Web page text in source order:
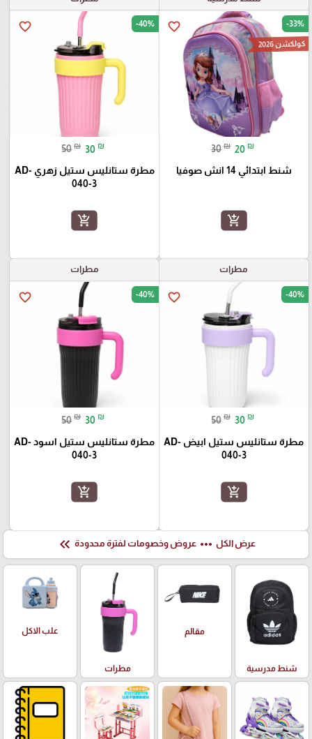
favorite_border -33%
كولكشن 2026
30 ₪ 20 ₪
شنط ابتدائي 14 انش صوفيا
add_shopping_cart
favorite_border -40%
50 ₪ 30 ₪
مطرة ستانليس ستيل زهري AD-
040-3
add_shopping_cart
مطرات
favorite_border -40%
50 ₪ 30 ₪
مطرة ستانليس ستيل ابيض AD-
040-3
add_shopping_cart
مطرات
favorite_border -40%
50 ₪ 30 ₪
مطرة ستانليس ستيل اسود AD-
040-3
add_shopping_cart
عرض الكل more_horiz عروض وخصومات لفترة محدودة keyboard_double_arrow_left
شنط مدرسية
مقالم
مطرات
علب الاكل